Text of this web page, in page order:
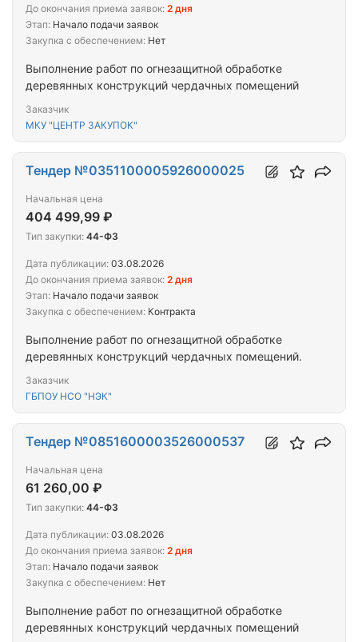
Выполнение работ по огнезащитной обработке
деревянных конструкций чердачных помещений
Заказчик
МКУ "ЦЕНТР ЗАКУПОК"
До окончания приема заявок: 2 дня
Этап: Начало подачи заявок
Закупка с обеспечением: Нет
Выполнение работ по огнезащитной обработке
деревянных конструкций чердачных помещений.
Заказчик
ГБПОУ НСО "НЭК"
Тендер №0351100005926000025
Начальная цена
404 499,99 ₽
Тип закупки: 44-ФЗ
Дата публикации: 03.08.2026
До окончания приема заявок: 2 дня
Этап: Начало подачи заявок
Закупка с обеспечением: Контракта
Выполнение работ по огнезащитной обработке
деревянных конструкций чердачных помещений
Тендер №0851600003526000537
Начальная цена
61 260,00 ₽
Тип закупки: 44-ФЗ
Дата публикации: 03.08.2026
До окончания приема заявок: 2 дня
Этап: Начало подачи заявок
Закупка с обеспечением: Нет